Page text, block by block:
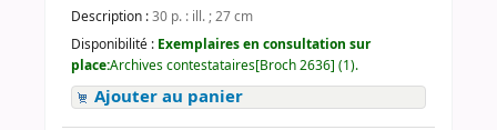
Description :30 p. : ill. ; 27 cm
Disponibilité : Exemplaires en consultation sur
place:Archives contestataires[Broch 2636] (1).
Ajouter au panier